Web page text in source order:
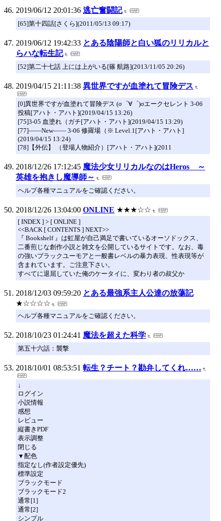
2019/06/12 20:01:36 逃亡奮闘記
[65]第十四話[さくら](2011/05/13 09:17)
2019/06/12 19:42:33 とある陰陽師と白い狐のリリカルと
らハな転生記
[52]第二十七話 上には上がいる[篠 航路](2013/11/05 20:26)
2019/04/15 21:11:38 異世界ですが血塗れて冒険デス
[0]異世界ですが血塗れて冒険デス (σ゜∀゜)σエークセレント 3-06
投稿[アハト・アハト](2019/04/15 13:26)
[75]3-05 血塗れ（ガチ[アハト・アハト](2019/04/15 13:29)
[77]――New―― 3-06 修羅場（※ Level.1[アハト・アハト]
(2019/04/15 13:24)
[78]【外伝】 （登場人物紹介）[アハト・アハト](2011
2018/12/26 17:12:45 魔法少女リリカルなのはHeros ～
英雄を抱きし魔導師～
ヘルプ各種マニュアルをご確認ください。
2018/12/26 13:04:00 ONLINE ★★★☆☆
[ INDEX ] > [ ONLINE ]
<<BACK [ CONTENTS ] NEXT>>
『 Bookshelf 』は虹屋が自己満足で書いているオーソドックス、
二番煎じな創作小説と雑文を公開しているサイトです。なお、毒
の強いブラックユーモアと一般書レベルの暴力表現、性表現等が
含まれています。ご注意下さい。
すべてに退屈していた俺のケータイに、変わり者の叔父か
2018/12/03 09:59:20 とある最強系主人公達の放蕩記
★☆☆☆☆
ヘルプ各種マニュアルをご確認ください。
2018/10/23 01:24:41 魔法を超えた科学
第五十六話：襲撃
2018/10/01 08:53:51 転生？チート？勘弁してくれ……
↓
ログイン
小説情報
感想
レビュー
縦書きPDF
表示調整
閉じる
▼配色
指定なし(作者設定優先)
標準設定
ブラックモード
ブラックモード2
通常[1]
通常[2]
シンプル